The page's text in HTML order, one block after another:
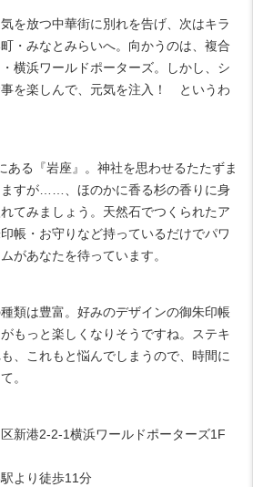
を放つ中華街に別れを告げ、次はキラ
・みなとみらいへ。向かうのは、複合
横浜ワールドポーターズ。しかし、シ
事を楽しんで、元気を注入！ というわ
ある『岩座』。神社を思わせるたたずま
ますが……、ほのかに香る杉の香りに身
てみましょう。天然石でつくられたア
帳・お守りなど持っているだけでパワ
があなたを待っています。
類は豊富。好みのデザインの御朱印帳
もっと楽しくなりそうですね。ステキ
、これもと悩んでしまうので、時間に
。
新港2-2-1横浜ワールドポーターズ1F
より徒歩11分